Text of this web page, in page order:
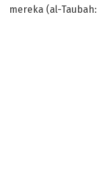
mereka (al-Taubah: